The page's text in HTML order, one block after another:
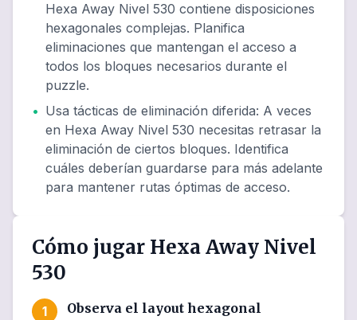
Hexa Away Nivel 530 contiene disposiciones
hexagonales complejas. Planifica
eliminaciones que mantengan el acceso a
todos los bloques necesarios durante el
puzzle.
• Usa tácticas de eliminación diferida: A veces
en Hexa Away Nivel 530 necesitas retrasar la
eliminación de ciertos bloques. Identifica
cuáles deberían guardarse para más adelante
para mantener rutas óptimas de acceso.
Cómo jugar Hexa Away Nivel
530
1
Observa el layout hexagonal